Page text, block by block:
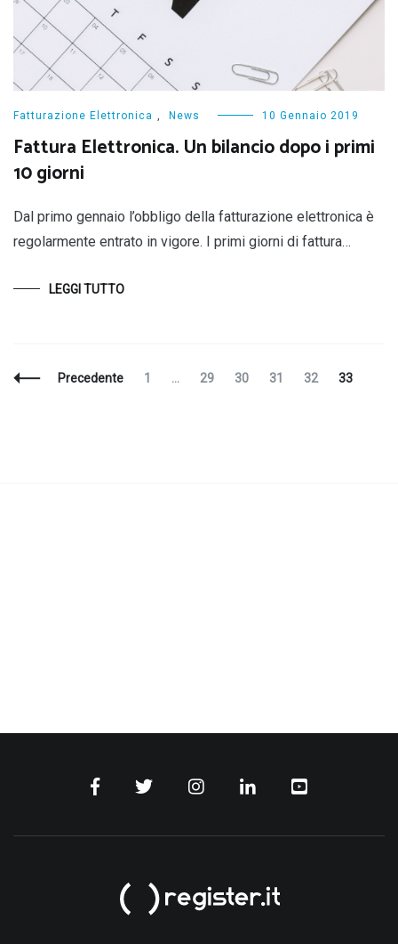
Fatturazione Elettronica , News 10 Gennaio 2019
Fattura Elettronica. Un bilancio dopo i primi
10 giorni
Dal primo gennaio l’obbligo della fatturazione elettronica è
regolarmente entrato in vigore. I primi giorni di fattura…
LEGGI TUTTO
NavigazionePrecedente Pagina
1 … Pagina
29 Pagina
30 Pagina
31 Pagina
32 Pagina
33